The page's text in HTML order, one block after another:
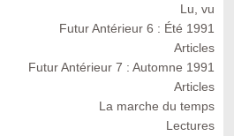
Lu, vu
Futur Antérieur 6 : Été 1991
Articles
Futur Antérieur 7 : Automne 1991
Articles
La marche du temps
Lectures